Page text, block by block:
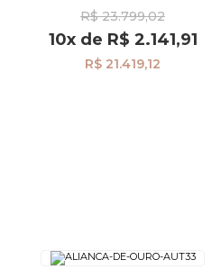
Anatômico 8,0mm al40041
R$ 23.799,02
10xde R$ 2.141,91
R$ 21.419,12